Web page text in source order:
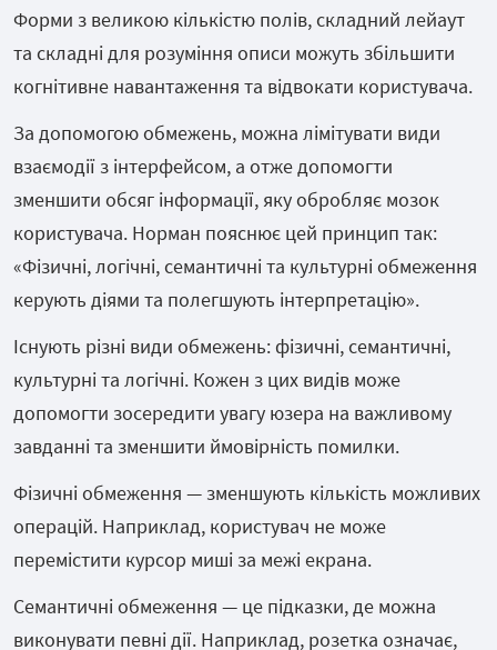
Форми з великою кількістю полів, складний лейаут
та складні для розуміння описи можуть збільшити
когнітивне навантаження та відвокати користувача.
За допомогою обмежень, можна лімітувати види
взаємодії з інтерфейсом, а отже допомогти
зменшити обсяг інформації, яку обробляє мозок
користувача. Норман пояснює цей принцип так:
«Фізичні, логічні, семантичні та культурні обмеження
керують діями та полегшують інтерпретацію».
Існують різні види обмежень: фізичні, семантичні,
культурні та логічні. Кожен з цих видів може
допомогти зосередити увагу юзера на важливому
завданні та зменшити ймовірність помилки.
Фізичні обмеження — зменшують кількість можливих
операцій. Наприклад, користувач не може
перемістити курсор миші за межі екрана.
Семантичні обмеження — це підказки, де можна
виконувати певні дії. Наприклад, розетка означає,